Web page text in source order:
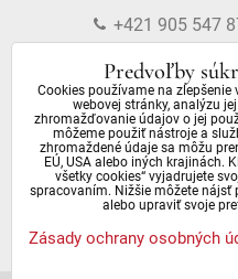
+421 905 547
Predvoľby
Cookies používame na zlepšenie
webovej stránky, analýzu
zhromažďovanie údajov o jej
môžeme použiť nástroje a
zhromaždené údaje sa môžu
EÚ, USA alebo iných krajinách.
všetky cookies“ vyjadrujete
spracovaním. Nižšie môžete nájsť
alebo upraviť svoje
Zásady ochrany osobných